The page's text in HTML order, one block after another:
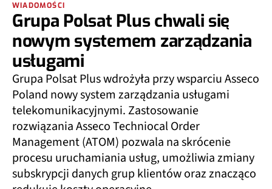
WIADOMOŚCI
Grupa Polsat Plus chwali się
nowym systemem zarządzania
usługami
Grupa Polsat Plus wdrożyła przy wsparciu Asseco
Poland nowy system zarządzania usługami
telekomunikacyjnymi. Zastosowanie
rozwiązania Asseco Techniocal Order
Management (ATOM) pozwala na skrócenie
procesu uruchamiania usług, umożliwia zmiany
subskrypcji danych grup klientów oraz znacząco